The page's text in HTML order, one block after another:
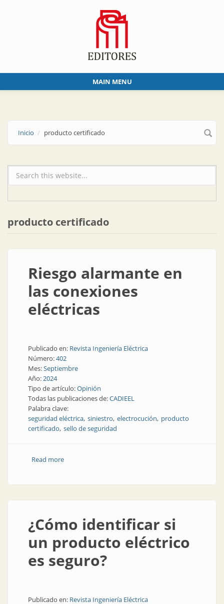
MAIN MENU
Inicio producto certificado
Formulario de búsqueda
producto certificado
Riesgo alarmante en
las conexiones
eléctricas
Publicado en: Revista Ingeniería Eléctrica
Número:402
Mes:Septiembre
Año:2024
Tipo de artículo:Opinión
Todas las publicaciones de:CADIEEL
Palabra clave:
seguridad eléctrica siniestro electrocución producto
certificado sello de seguridad
Read moreabout Riesgo alarmante en las conexiones eléctricas
¿Cómo identificar si
un producto eléctrico
es seguro?
Publicado en: Revista Ingeniería Eléctrica